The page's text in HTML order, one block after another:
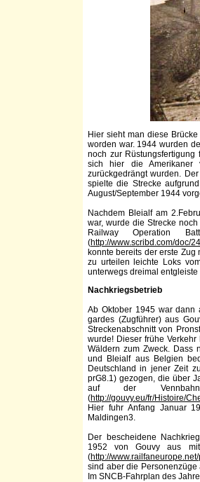
Hier sieht man diese
worden war. 1944 wurden
noch zur Rüstungsfertigung
sich hier die Amerikaner
zurückgedrängt wurden.
spielte die Strecke
August/September 1944
Nachdem Bleialf am
war, wurde die Strecke
Railway Operation
(http://www.scribd.com/doc/
konnte bereits der erste
zu urteilen leichte Loks
unterwegs dreimal entgleiste
Nachkriegsbetrieb
Ab Oktober 1945 war dann
gardes (Zugführer) aus
Streckenabschnitt von
wurde! Dieser frühe
Wäldern zum Zweck. Dass
und Bleialf aus Belgien
Deutschland in jener Zeit
prG8.1) gezogen, die über
auf der
(http://gouvy.eu/fr/Histoire/
Hier fuhr Anfang Januar
Maldingen3.
Der bescheidene
1952 von Gouvy aus
(http://
sind aber die Personenzüge
Im SNCB-Fahrplan des